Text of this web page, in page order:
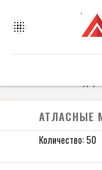
АТЛАСНЫЕ
Количество: 50